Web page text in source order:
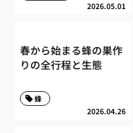
2026.05.01
春から始まる蜂の巣作
りの全行程と生態
2026.04.26
蜂